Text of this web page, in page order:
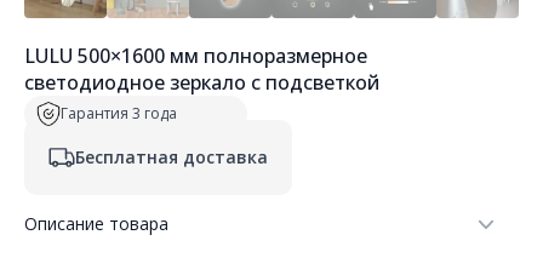
LULU 500×1600 мм полноразмерное
светодиодное зеркало с подсветкой
Гарантия 3 года
Бесплатная доставка
Описание товара